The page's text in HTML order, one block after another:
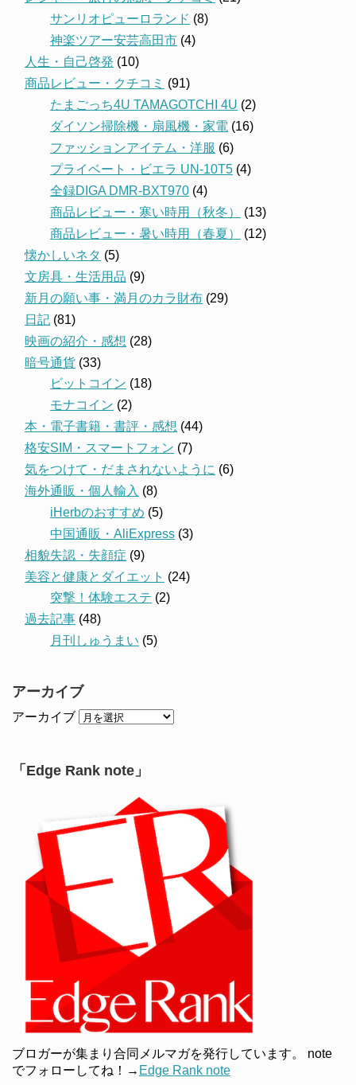
サンリオピューロランド (8)
神楽ツアー安芸高田市 (4)
人生・自己啓発 (10)
商品レビュー・クチコミ (91)
たまごっち4U TAMAGOTCHI 4U (2)
ダイソン掃除機・扇風機・家電 (16)
ファッションアイテム・洋服 (6)
プライベート・ビエラ UN-10T5 (4)
全録DIGA DMR-BXT970 (4)
商品レビュー・寒い時用（秋冬）
(13)
商品レビュー・暑い時用（春夏）
(12)
懐かしいネタ (5)
文房具・生活用品 (9)
新月の願い事・満月のカラ財布 (29)
日記 (81)
映画の紹介・感想 (28)
暗号通貨 (33)
ビットコイン (18)
モナコイン (2)
本・電子書籍・書評・感想 (44)
格安SIM・スマートフォン (7)
気をつけて・だまされないように (6)
海外通販・個人輸入 (8)
iHerbのおすすめ (5)
中国通販・AliExpress (3)
相貌失認・失顔症 (9)
美容と健康とダイエット (24)
突撃！体験エステ (2)
過去記事 (48)
月刊しゅうまい (5)
アーカイブ
アーカイブ
「Edge Rank note」
ブロガーが集まり合同メルマガを発行しています。 note
でフォローしてね！→ Edge Rank note